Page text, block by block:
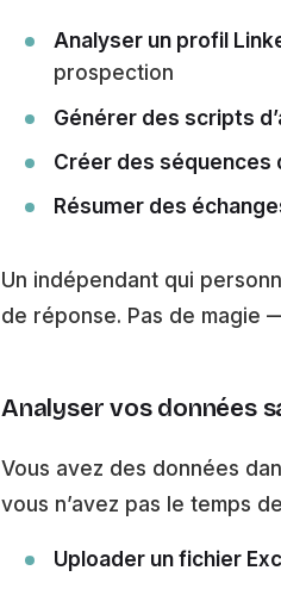
Analyser un profil
prospection
Générer des scripts
Créer des séquences
Résumer des
Un indépendant qui
de réponse. Pas de magie
Analyser vos données
Vous avez des données
vous n’avez pas le temps
Uploader un fichier